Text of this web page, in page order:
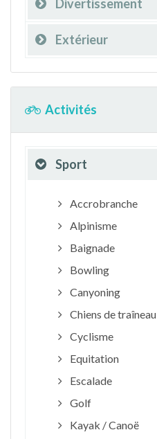
Divertissement
Extérieur
Activités
Sport
Accrobranche
Alpinisme
Baignade
Bowling
Canyoning
Chiens de traîneau
Cyclisme
Equitation
Escalade
Golf
Kayak / Canoë